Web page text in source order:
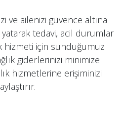
ve ailenizi güvence altına
yatarak tedavi, acil durumlar
hizmeti için sunduğumuz
giderlerinizi minimize
hizmetlerine erişiminizi